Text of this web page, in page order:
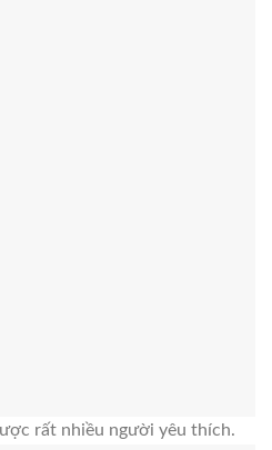
rất nhiều người yêu thích.